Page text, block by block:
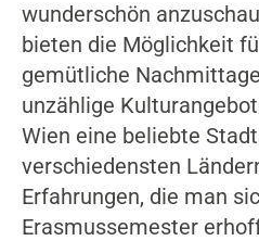
wunderschön
bieten die Möglichkeit
gemütliche
unzählige
Wien eine beliebte
verschiedensten
Erfahrungen, die man
Erasmussemester